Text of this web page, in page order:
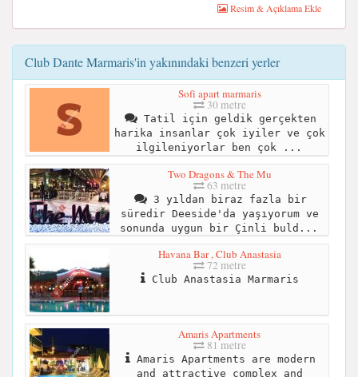
Resim & Açıklama Ekle
Club Dante Marmaris'in yakınındaki benzeri yerler
Sofi apart marmaris
30 metre
Tatil için geldik gerçekten
harika insanlar çok iyiler ve çok
ilgileniyorlar ben çok ...
Two Dragons & The Mu
63 metre
3 yıldan biraz fazla bir
süredir Deeside'da yaşıyorum ve
sonunda uygun bir Çinli buld...
Havana Bar , Club Anastasia
72 metre
Club Anastasia Marmaris
Amaris Apartments
81 metre
Amaris Apartments are modern
and attractive complex and